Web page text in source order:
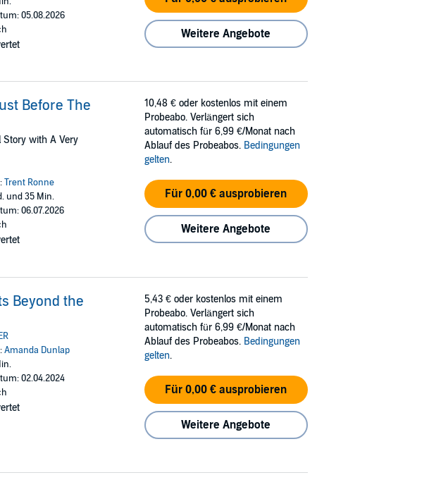
05.08.2026
Weitere Angebote
Before The
Story with A Very
Trent Ronne
und 35 Min.
06.07.2026
10,48 € oder kostenlos mit einem
Probeabo. Verlängert sich
automatisch für 6,99 €/Monat nach
Ablauf des Probeabos. Bedingungen
gelten.
Für 0,00 € ausprobieren
Weitere Angebote
Beyond the
Amanda Dunlap
02.04.2024
5,43 € oder kostenlos mit einem
Probeabo. Verlängert sich
automatisch für 6,99 €/Monat nach
Ablauf des Probeabos. Bedingungen
gelten.
Für 0,00 € ausprobieren
Weitere Angebote